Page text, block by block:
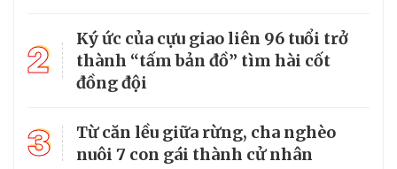
2
Ký ức của cựu giao liên 96 tuổi trở
thành “tấm bản đồ” tìm hài cốt
đồng đội
3
Từ căn lều giữa rừng, cha nghèo
nuôi 7 con gái thành cử nhân